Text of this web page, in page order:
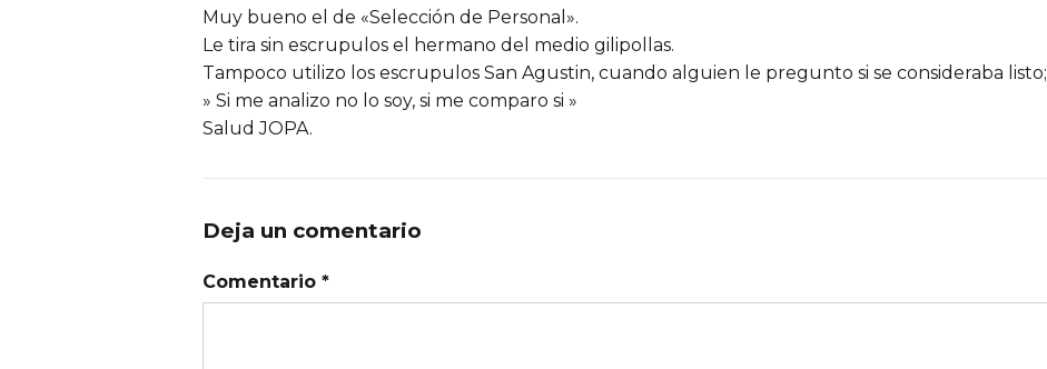
Muy bueno el de «Selección de Personal».
Le tira sin escrupulos el hermano del medio gilipollas.
Tampoco utilizo los escrupulos San Agustin, cuando alguien le pregunto si se consideraba listo;
» Si me analizo no lo soy, si me comparo si »
Salud JOPA.
Deja un comentario
Comentario *